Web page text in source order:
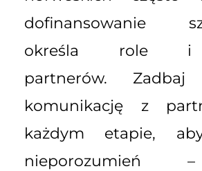
dofinansowanie
określa role i
partnerów.
komunikację z
każdym etapie,
nieporozumień